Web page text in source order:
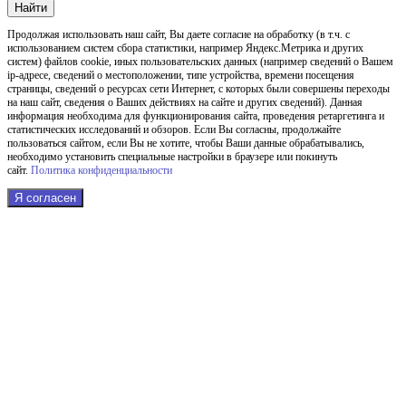
Найти
Продолжая использовать наш cайт, Вы даете согласие на обработку (в т.ч. с
использованием систем сбора статистики, например Яндекс.Метрика и других
систем) файлов cookie, иных пользовательских данных (например сведений о Вашем
ip-адресе, сведений о местоположении, типе устройства, времени посещения
страницы, сведений о ресурсах сети Интернет, с которых были совершены переходы
на наш сайт, сведения о Ваших действиях на сайте и других сведений). Данная
информация необходима для функционирования сайта, проведения ретаргетинга и
статистических исследований и обзоров. Если Вы согласны, продолжайте
пользоваться сайтом, если Вы не хотите, чтобы Ваши данные обрабатывались,
необходимо установить специальные настройки в браузере или покинуть
сайт. Политика конфиденциальности
Я согласен